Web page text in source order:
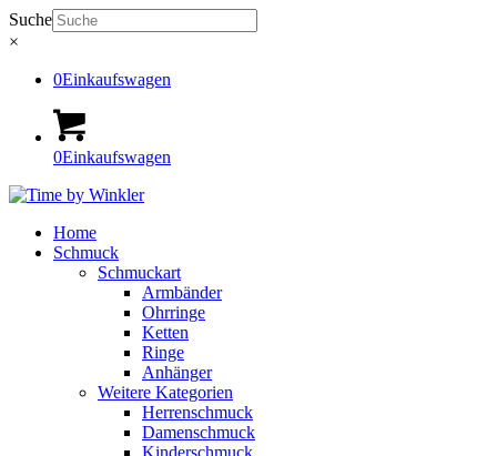
Suche
×
0Einkaufswagen
0Einkaufswagen
Home
Schmuck
Schmuckart
Armbänder
Ohrringe
Ketten
Ringe
Anhänger
Weitere Kategorien
Herrenschmuck
Damenschmuck
Kinderschmuck